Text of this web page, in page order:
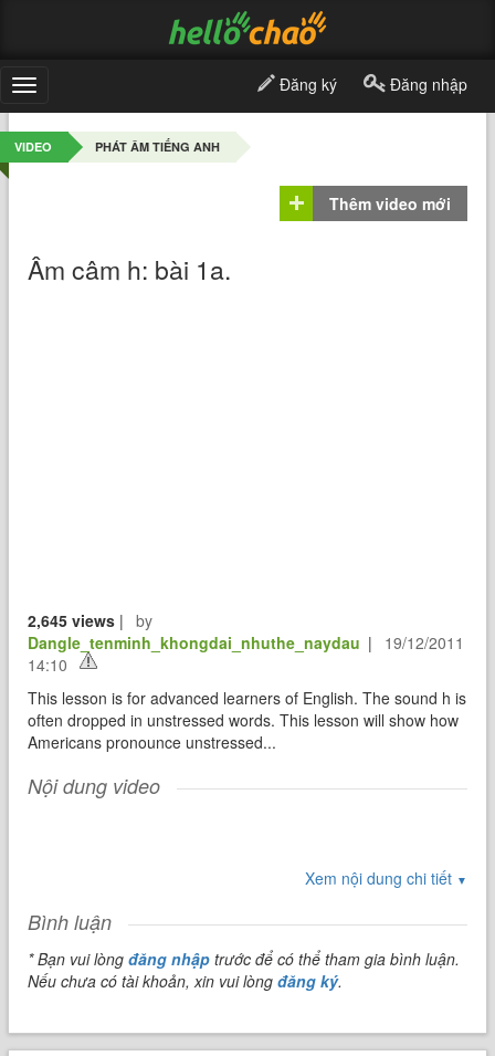
Toggle
navigation
Đăng ký Đăng nhập
VIDEO PHÁT ÂM TIẾNG ANH
Thêm video mới
Âm câm h: bài 1a.
2,645 views |
by
Dangle_tenminh_khongdai_nhuthe_naydau |
19/12/2011
14:10
This lesson is for advanced learners of English. The sound h is
often dropped in unstressed words. This lesson will show how
Americans pronounce unstressed...
Nội dung video
Xem nội dung chi tiết ▼
Bình luận
* Bạn vui lòngđăng nhập trước để có thể tham gia bình luận.
Nếu chưa có tài khoản, xin vui lòngđăng ký.